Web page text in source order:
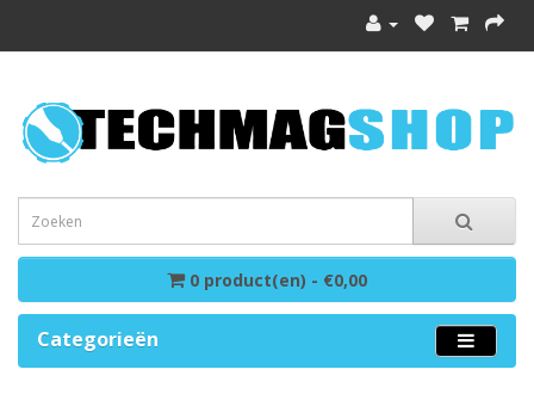
0 product(en) - €0,00
Categorieën